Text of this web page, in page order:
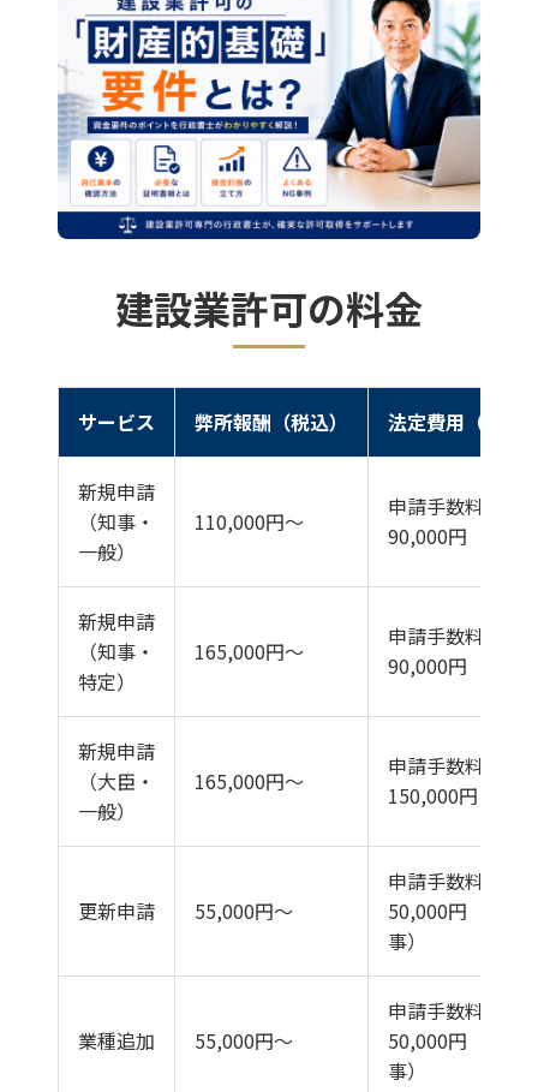
建設業許可の料金
サービス 弊所報酬（税込） 法定費用（別途
新規申請
（知事・
一般）
110,000円〜
申請手数料
90,000円
新規申請
（知事・
特定）
165,000円〜
申請手数料
90,000円
新規申請
（大臣・
一般）
165,000円〜
申請手数料
150,000円
更新申請 55,000円〜
申請手数料
50,000円（知
事）
業種追加 55,000円〜
申請手数料
50,000円（知
事）